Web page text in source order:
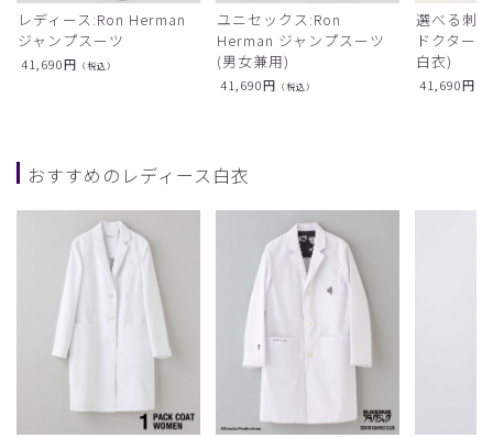
レディース:Ron Herman
ジャンプスーツ
41,690円 （税込）
ユニセックス:Ron
Herman ジャンプスーツ
(男女兼用)
41,690円 （税込）
選べる刺
ドクター
白衣)
41,690円
おすすめのレディース白衣